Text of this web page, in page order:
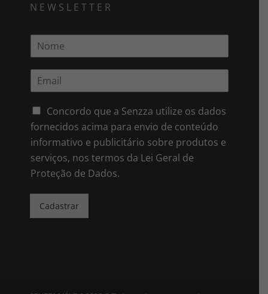
NEWSLETTER
m
i
l
*
Concordo que a Senzza utilize os dados
fornecidos acima para envio de conteúdo
informativo e publicitário sobre produtos e
serviços, nos termos da Lei Geral de
Proteção de Dados.
Cadastrar